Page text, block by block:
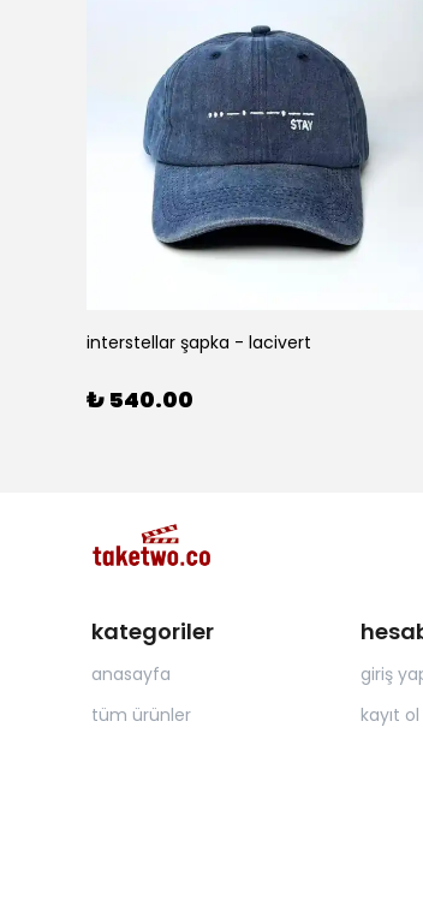
interstellar şapka - lacivert
₺ 540.00
kategoriler
anasayfa
tüm ürünler
giriş
kayıt ol